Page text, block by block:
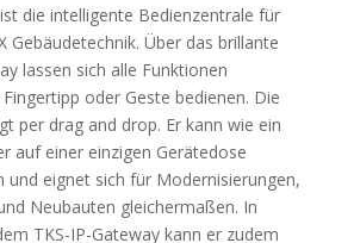
die intelligente Bedienzentrale für
Gebäudetechnik. Über das brillante
lassen sich alle Funktionen
oder Geste bedienen. Die
per drag and drop. Er kann wie ein
auf einer einzigen Gerätedose
und eignet sich für Modernisierungen,
Neubauten gleichermaßen. In
TKS-IP-Gateway kann er zudem